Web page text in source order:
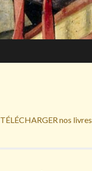
TÉLÉCHARGER nos livres